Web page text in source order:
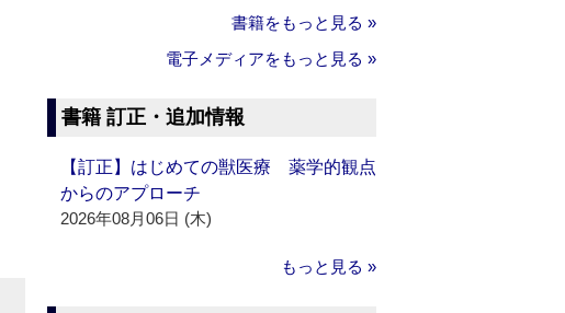
書籍をもっと見る »
電子メディアをもっと見る »
書籍 訂正・追加情報
【訂正】はじめての獣医療 薬学的観点
からのアプローチ
2026年08月06日 (木)
もっと見る »